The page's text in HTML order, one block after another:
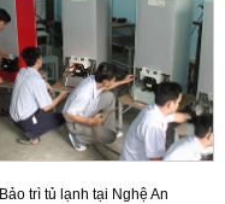
Bảo trì tủ lạnh tại Nghệ An